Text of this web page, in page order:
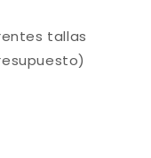
tallas